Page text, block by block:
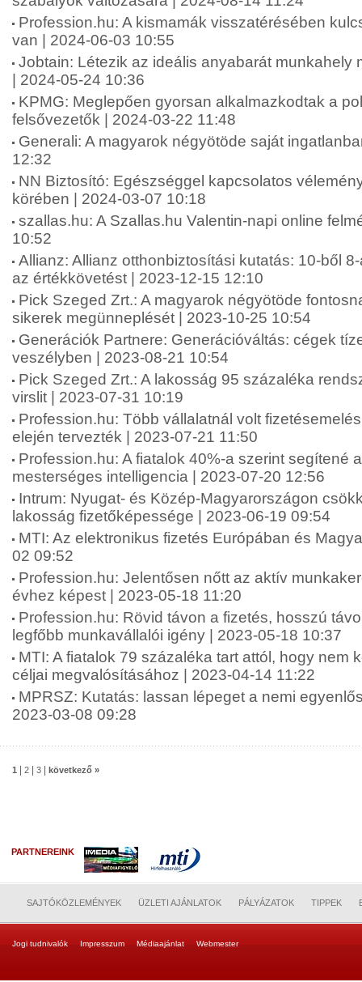
Profession.hu: A kismamák visszatérésében
van | 2024-06-03 10:55
Jobtain: Létezik az ideális anyabarát munkahely
| 2024-05-24 10:36
KPMG: Meglepően gyorsan alkalmazkodtak a
felsővezetők | 2024-03-22 11:48
Generali: A magyarok négyötöde saját
12:32
NN Biztosító: Egészséggel kapcsolatos
körében | 2024-03-07 10:18
szallas.hu: A Szallas.hu Valentin-napi online
10:52
Allianz: Allianz otthonbiztosítási kutatás: 10-ből
az értékkövetést | 2023-12-15 12:10
Pick Szeged Zrt.: A magyarok négyötöde
sikerek megünneplését | 2023-10-25 10:54
Generációk Partnere: Generációváltás: cégek
veszélyben | 2023-08-21 10:54
Pick Szeged Zrt.: A lakosság 95 százaléka
virslit | 2023-07-31 10:19
Profession.hu: Több vállalatnál volt
elején tervezték | 2023-07-21 11:50
Profession.hu: A fiatalok 40%-a szerint segítené
mesterséges intelligencia | 2023-07-20 12:56
Intrum: Nyugat- és Közép-Magyarországon
lakosság fizetőképessége | 2023-06-19 09:54
MTI: Az elektronikus fizetés Európában és
02 09:52
Profession.hu: Jelentősen nőtt az aktív
évhez képest | 2023-05-18 11:20
Profession.hu: Rövid távon a fizetés, hosszú
legfőbb munkavállalói igény | 2023-05-18 10:37
MTI: A fiatalok 79 százaléka tart attól, hogy nem
céljai megvalósításához | 2023-04-14 11:22
MPRSZ: Kutatás: lassan lépeget a nemi
2023-03-08 09:28
1 2 3 következő »
PARTNEREINK
SAJTÓKÖZLEMÉNYEK ÜZLETI AJÁNLATOK PÁLYÁZATOK TIPPEK
Jogi tudnivalók Impresszum Médiaajánlat Webmester